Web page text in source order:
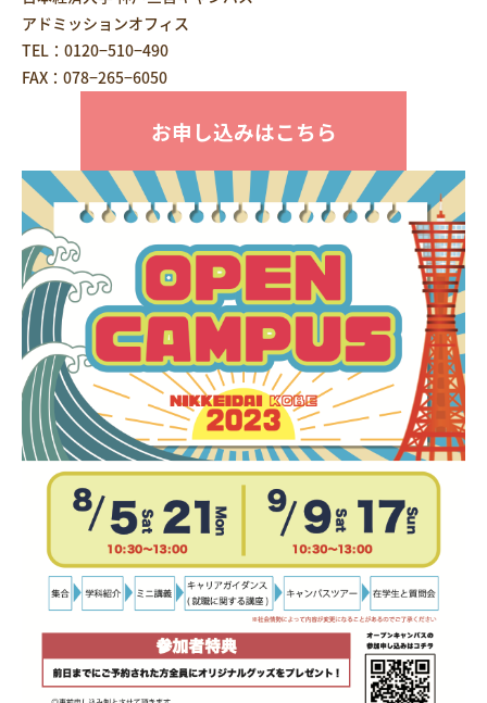
アドミッションオフィス
TEL： 0120−510−490
FAX：078−265−6050
お申し込みはこちら